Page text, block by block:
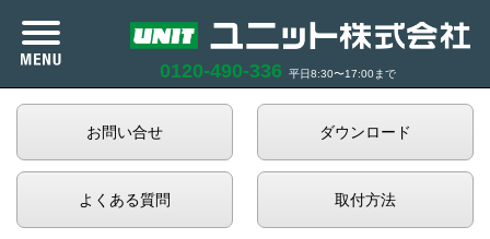
0120-490-336 平日8:30〜17:00まで
カタログ紹介
商品紹介
お問い合せ ダウンロード
よくある質問 取付方法